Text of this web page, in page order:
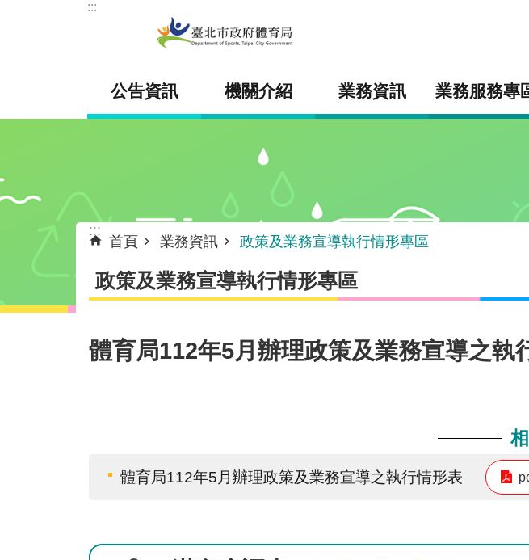
跳到主要內容區塊
:::
公告資訊 機關介紹 業務資訊 業務服務專
:::
首頁 業務資訊 政策及業務宣導執行情形專區
政策及業務宣導執行情形專區
體育局112年5月辦理政策及業務宣導之執
體育局112年5月辦理政策及業務宣導之執行情形表